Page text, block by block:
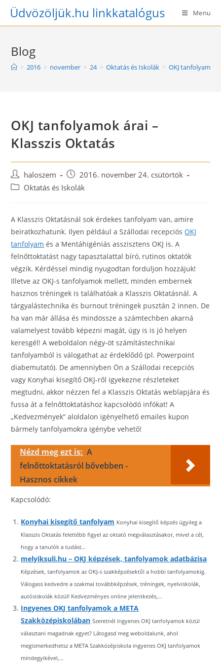
SkipÜdvözöljük.hu linkkatalógus Menu
Blog
> 2016 > november > 24 > Oktatás és Iskolák > OKJ tanfolyamok
OKJ tanfolyamok árai –
Klasszis Oktatás
Post
author:
haloszem
Post
published:
2016. november 24. csütörtök
PostOktatás és Iskolák
A Klasszis Oktatásnál sok érdekes tanfolyam van, amire
beiratkozhatunk. Ilyen például a Szállodai recepciósOKJ
tanfolyam és a Mentáhigéniás asszisztens OKJ is. A
felnőttoktatást nagy tapasztalattal bíró, rutinos oktatók
végzik. Kérdéssel mindig nyugodtan forduljon hozzájuk!
Illetve az OKJ-s tanfolyamok mellett, minden embernek
hasznos tréningek is találhatóak a Klasszis Oktatásnál. A
tárgyalástechnika és burnout tréningek pusztán 2 innen. De
ha van már állása és mindössze a számtechben akarná
valamelyest tovább képezni magát, úgy is is jó helyen
keresgél! A weboldalon négy-öt számítástechnikai
tanfolyamból is válogathat az érdeklődő (pl. Powerpoint
diabemutató). De amenniyben Ön a Szállodai recepciós
vagy Konyhai kisegítő OKJ-ről igyekezne részleteket
megtudni, akkor nézzen fel a Klasszis Oktatás weblapjára és
fussa át a felnőttoktatáshoz kapcsolódó infókat! A
„Kedvezmények” aloldalon igényelhető emailes kupon
bármely tanfolyamokra igénybe vehető!
Nézd meg ezt is: A
felnőttoktatásról bővebben -
Hasznos cikkek
Kapcsolódó:
Konyhai kisegítő tanfolyam Konyhai kisegítő képzés ügyileg a
Klasszis Oktatás felettébb figyel az oktató megválasztásakor, mivel a cél,
hogy a tanulók a tudást...
melyiksuli.hu – OKJ képzések, tanfolyamok adatbázisa
Képzések, tanfolyamok az OKJ-s szakképzésektől a hobbi tanfolyamokig.
Válogass kedvedre a szakmai továbbképzések, tréningek, nyelviskolák,
autósiskolák közül! Kedvezményes online jelentkezés,...
Ingyenes OKJ tanfolyamok a META
Szakközépiskolában Szeretnél ingyenes OKJ tanfolyamok közül
választani magadnak egyet? Látogasd meg weboldalunk, ahol
megismerkedhetsz a META Szakközépiskola ingyenes OKJ tanfolyamok
mindegyikével,...